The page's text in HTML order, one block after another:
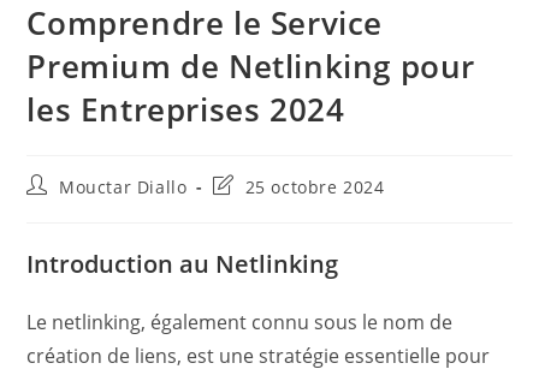
Comprendre le Service
Premium de Netlinking pour
les Entreprises 2024
Auteur/autrice
publication :
Mouctar Diallo
Dernière
la
publication :
25 octobre 2024
Introduction au Netlinking
Le netlinking, également connu sous le nom de
création de liens, est une stratégie essentielle pour